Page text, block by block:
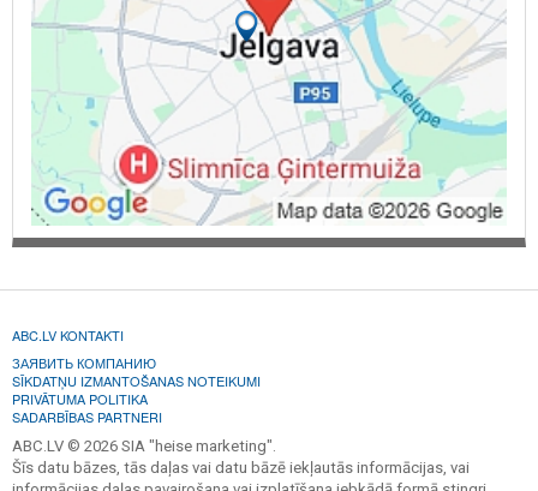
ABC.LV KONTAKTI
ЗАЯВИТЬ КОМПАНИЮ
SĪKDATŅU IZMANTOŠANAS NOTEIKUMI
PRIVĀTUMA POLITIKA
SADARBĪBAS PARTNERI
ABC.LV © 2026 SIA "heise marketing".
Šīs datu bāzes, tās daļas vai datu bāzē iekļautās informācijas, vai